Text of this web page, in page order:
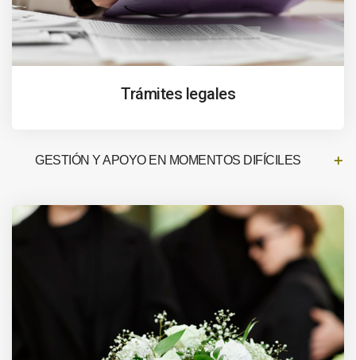
Trámites legales
GESTIÓN Y APOYO EN MOMENTOS DIFÍCILES